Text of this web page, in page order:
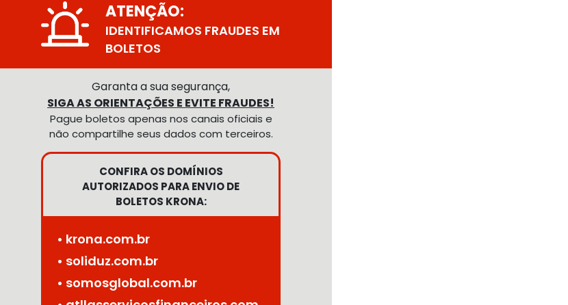
ATENÇÃO:
IDENTIFICAMOS FRAUDES EM
BOLETOS
Garanta a sua segurança,
SIGA AS ORIENTAÇÕES E EVITE FRAUDES!
Pague boletos apenas nos canais oficiais e
não compartilhe seus dados com terceiros.
CONFIRA OS DOMÍNIOS
AUTORIZADOS PARA ENVIO DE
BOLETOS KRONA:
• krona.com.br
• soliduz.com.br
• somosglobal.com.br